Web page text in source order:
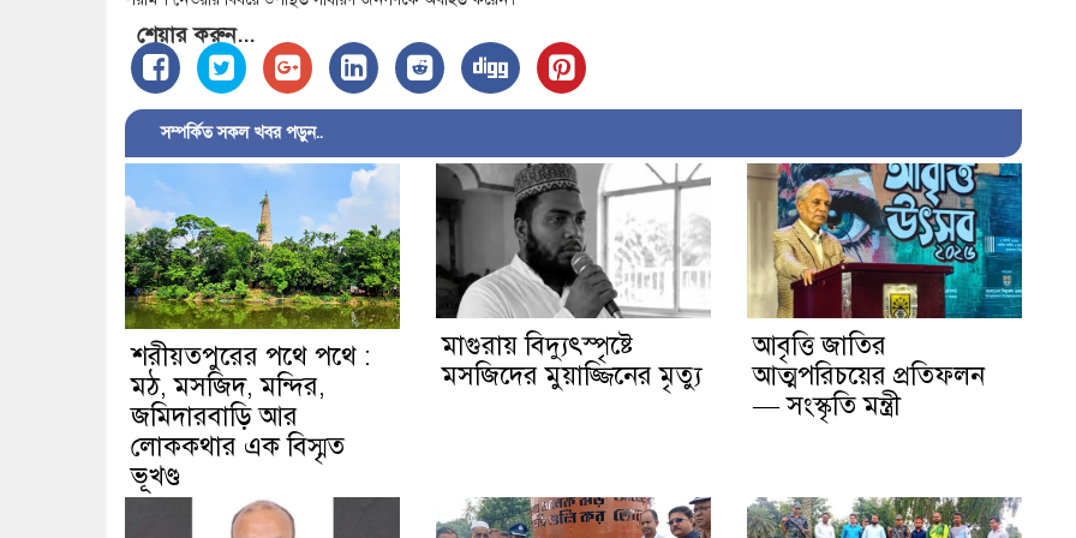
শেয়ার করুন...
সম্পর্কিত সকল খবর পড়ুন..
শরীয়তপুরের পথে পথে :
মঠ, মসজিদ, মন্দির,
জমিদারবাড়ি আর
লোককথার এক বিস্মৃত
ভূখণ্ড
মাগুরায় বিদ্যুৎস্পৃষ্টে
মসজিদের মুয়াজ্জিনের মৃত্যু
আবৃত্তি জাতির
আত্মপরিচয়ের প্রতিফলন
— সংস্কৃতি মন্ত্রী